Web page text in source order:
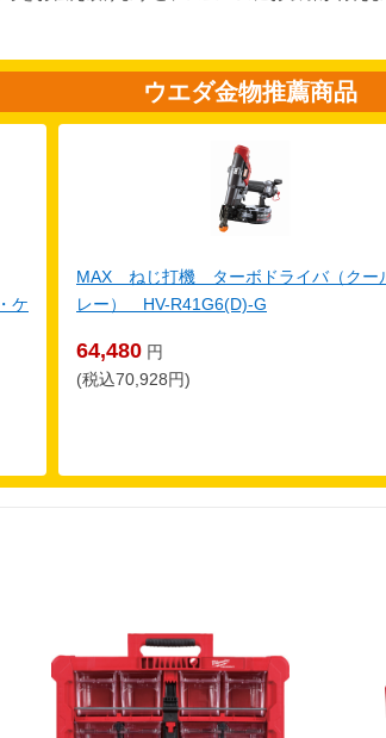
ウエダ金物推薦商品
ケ
MAX ねじ打機 ターボドライバ（クー
レー） HV-R41G6(D)-G
64,480 円
(税込70,928円)